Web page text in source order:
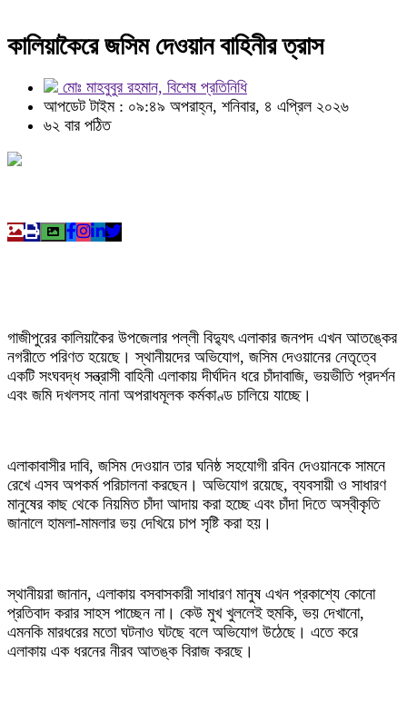
কালিয়াকৈরে জসিম দেওয়ান বাহিনীর ত্রাস
মোঃ মাহবুবুর রহমান, বিশেষ প্রতিনিধি
আপডেট টাইম : ০৯:৪৯ অপরাহ্ন, শনিবার, ৪ এপ্রিল ২০২৬
৬২ বার পঠিত
গাজীপুরের কালিয়াকৈর উপজেলার পল্লী বিদ্যুৎ এলাকার জনপদ এখন আতঙ্কের
নগরীতে পরিণত হয়েছে। স্থানীয়দের অভিযোগ, জসিম দেওয়ানের নেতৃত্বে
একটি সংঘবদ্ধ সন্ত্রাসী বাহিনী এলাকায় দীর্ঘদিন ধরে চাঁদাবাজি, ভয়ভীতি প্রদর্শন
এবং জমি দখলসহ নানা অপরাধমূলক কর্মকাণ্ড চালিয়ে যাচ্ছে।
এলাকাবাসীর দাবি, জসিম দেওয়ান তার ঘনিষ্ঠ সহযোগী রবিন দেওয়ানকে সামনে
রেখে এসব অপকর্ম পরিচালনা করছেন। অভিযোগ রয়েছে, ব্যবসায়ী ও সাধারণ
মানুষের কাছ থেকে নিয়মিত চাঁদা আদায় করা হচ্ছে এবং চাঁদা দিতে অস্বীকৃতি
জানালে হামলা-মামলার ভয় দেখিয়ে চাপ সৃষ্টি করা হয়।
স্থানীয়রা জানান, এলাকায় বসবাসকারী সাধারণ মানুষ এখন প্রকাশ্যে কোনো
প্রতিবাদ করার সাহস পাচ্ছেন না। কেউ মুখ খুললেই হুমকি, ভয় দেখানো,
এমনকি মারধরের মতো ঘটনাও ঘটছে বলে অভিযোগ উঠেছে। এতে করে
এলাকায় এক ধরনের নীরব আতঙ্ক বিরাজ করছে।